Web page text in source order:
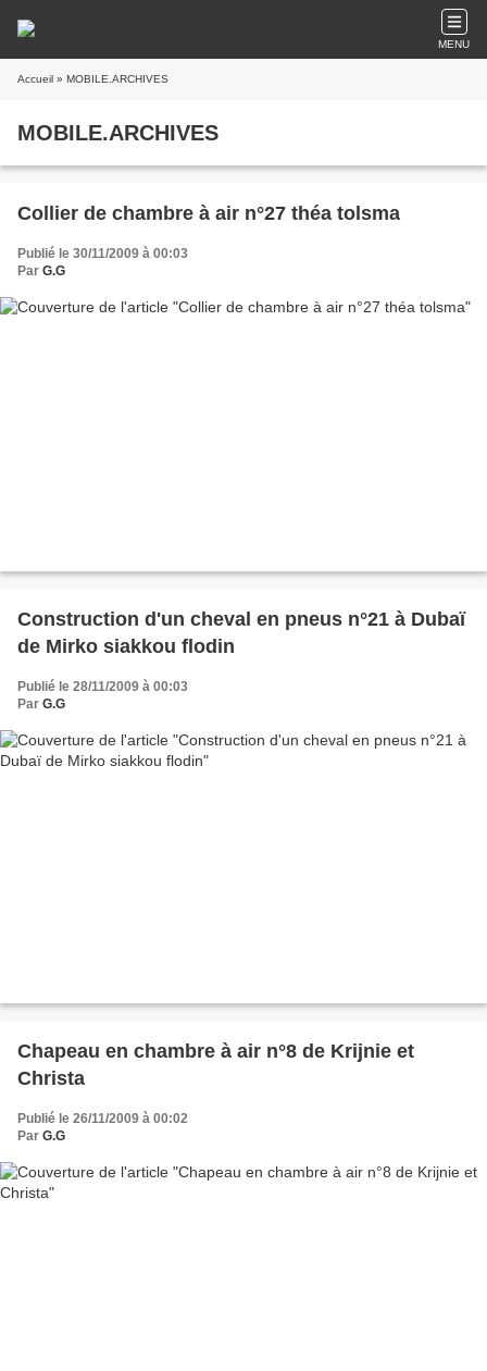
MENU
Accueil » MOBILE.ARCHIVES
MOBILE.ARCHIVES
Collier de chambre à air n°27 théa tolsma
Publié le 30/11/2009 à 00:03
Par G.G
Construction d'un cheval en pneus n°21 à Dubaï
de Mirko siakkou flodin
Publié le 28/11/2009 à 00:03
Par G.G
Chapeau en chambre à air n°8 de Krijnie et
Christa
Publié le 26/11/2009 à 00:02
Par G.G